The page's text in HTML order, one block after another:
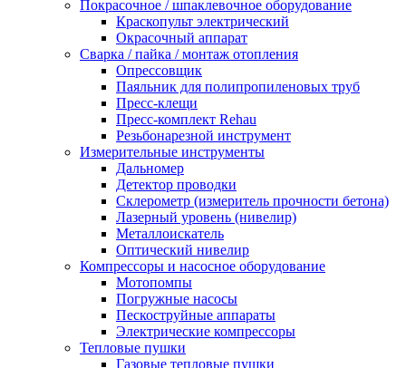
Покрасочное / шпаклевочное оборудование
Краскопульт электрический
Окрасочный аппарат
Сварка / пайка / монтаж отопления
Опрессовщик
Паяльник для полипропиленовых труб
Пресс-клещи
Пресс-комплект Rehau
Резьбонарезной инструмент
Измерительные инструменты
Дальномер
Детектор проводки
Склерометр (измеритель прочности бетона)
Лазерный уровень (нивелир)
Металлоискатель
Оптический нивелир
Компрессоры и насосное оборудование
Мотопомпы
Погружные насосы
Пескоструйные аппараты
Электрические компрессоры
Тепловые пушки
Газовые тепловые пушки